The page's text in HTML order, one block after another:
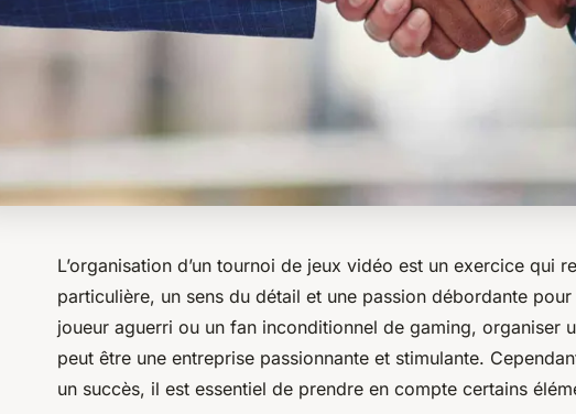
L’organisation d’un tournoi de jeux vidéo est un exercice qui
particulière, un sens du détail et une passion débordante
joueur aguerri ou un fan inconditionnel de gaming, organiser
peut être une entreprise passionnante et stimulante.
un succès, il est essentiel de prendre en compte certains